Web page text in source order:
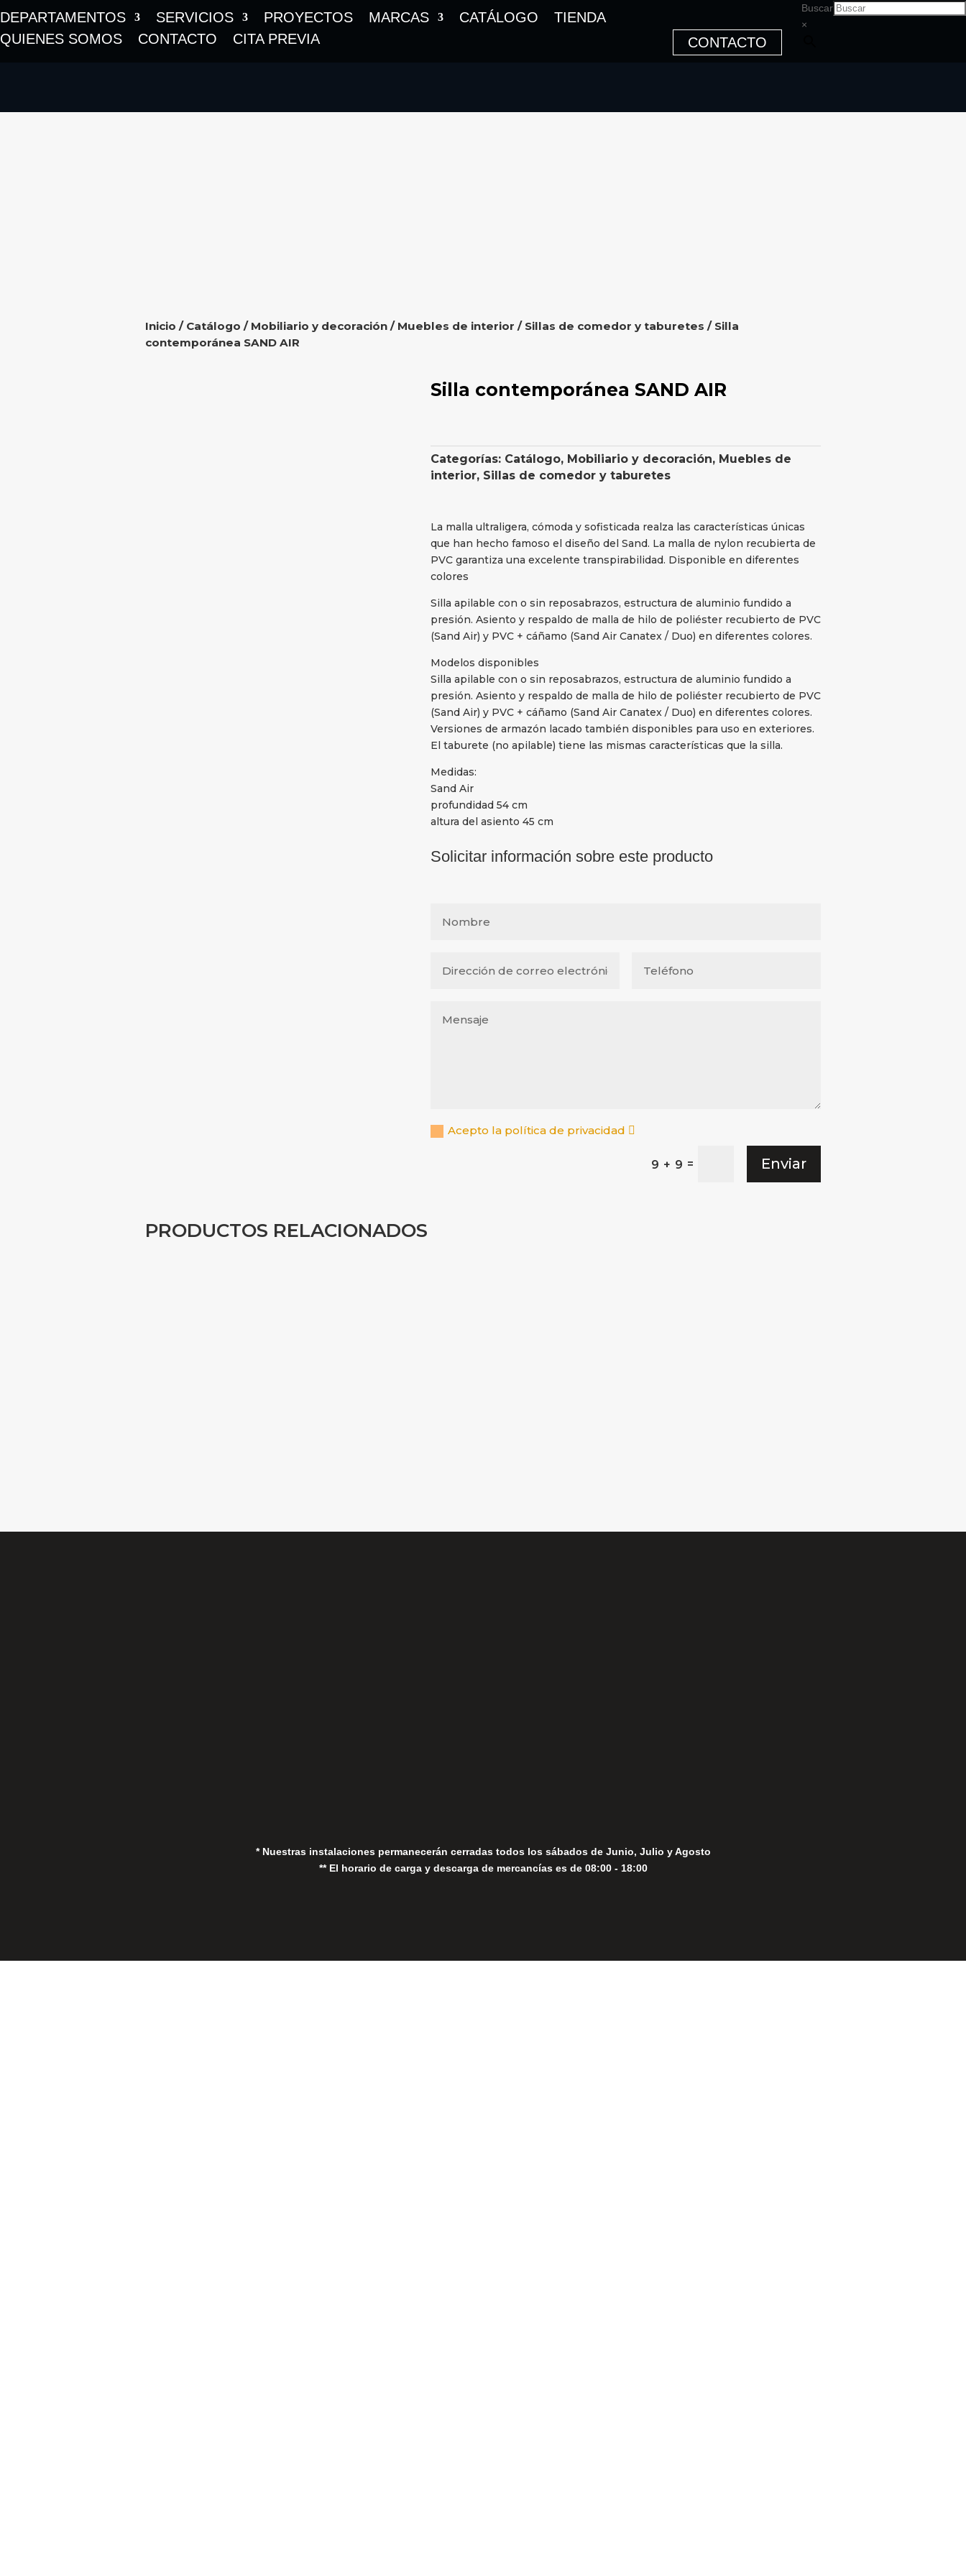
DEPARTAMENTOS SERVICIOS PROYECTOS MARCAS CATÁLOGO
TIENDA
QUIENES SOMOS
CONTACTO CITA PREVIA CONTACTO
Buscar
×
Inicio / Catálogo / Mobiliario y decoración/ Muebles de interior / Sillas de comedor y taburetes / Silla
contemporánea SAND AIR
Silla contemporánea SAND AIR
Categorías: Catálogo, Mobiliario y decoración, Muebles de
interior, Sillas de comedor y taburetes
La malla ultraligera, cómoda y sofisticada realza las características únicas
que han hecho famoso el diseño del Sand. La malla de nylon recubierta de
PVC garantiza una excelente transpirabilidad. Disponible en diferentes
colores
Silla apilable con o sin reposabrazos, estructura de aluminio fundido a
presión. Asiento y respaldo de malla de hilo de poliéster recubierto de PVC
(Sand Air) y PVC + cáñamo (Sand Air Canatex / Duo) en diferentes colores.
Modelos disponibles
Silla apilable con o sin reposabrazos, estructura de aluminio fundido a
presión. Asiento y respaldo de malla de hilo de poliéster recubierto de PVC
(Sand Air) y PVC + cáñamo (Sand Air Canatex / Duo) en diferentes colores.
Versiones de armazón lacado también disponibles para uso en exteriores.
El taburete (no apilable) tiene las mismas características que la silla.
Medidas:
Sand Air
profundidad 54 cm
altura del asiento 45 cm
Solicitar información sobre este producto
Acepto la política de privacidad
9 + 9 = Enviar
PRODUCTOS RELACIONADOS
* Nuestras instalaciones permanecerán cerradas todos los sábados de Junio, Julio y Agosto
** El horario de carga y descarga de mercancías es de 08:00 - 18:00